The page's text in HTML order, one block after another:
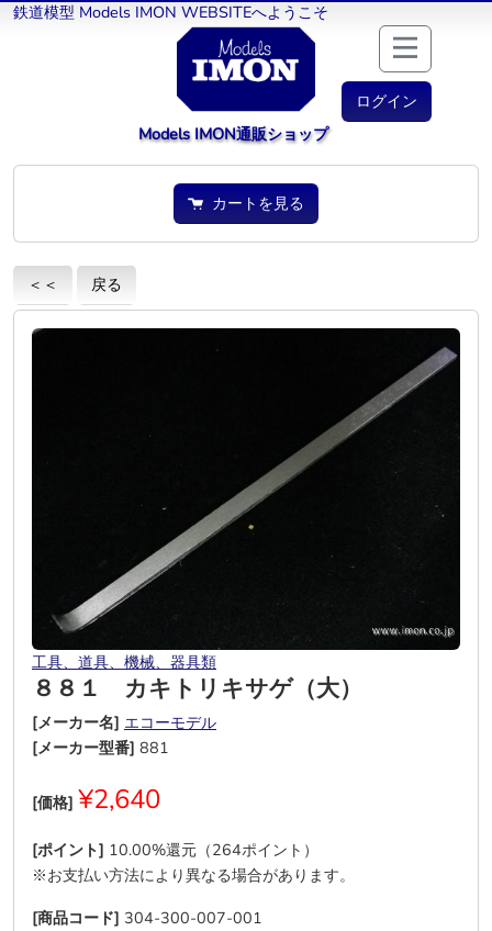
鉄道模型 Models IMON WEBSITEへようこそ
ログイン
Models IMON通販ショップ
カートを見る
＜＜ 戻る
工具、道具、機械、器具類
８８１ カキトリキサゲ（大）
[メーカー名] エコーモデル
[メーカー型番] 881
[価格] ¥2,640
[ポイント] 10.00%還元（264ポイント）
※お支払い方法により異なる場合があります。
[商品コード] 304-300-007-001